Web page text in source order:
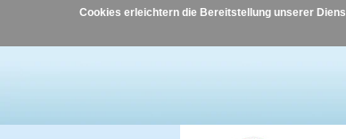
Cookies erleichtern die Bereitstellung unserer